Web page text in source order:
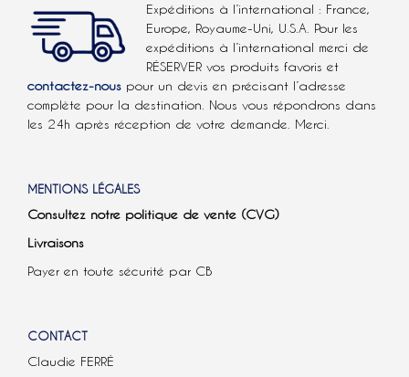
Expéditions à l’international : France,
Europe, Royaume-Uni, U.S.A. Pour les
expéditions à l’international merci de
RÉSERVER vos produits favoris et
contactez-nous pour un devis en précisant l’adresse
complète pour la destination. Nous vous répondrons dans
les 24h après réception de votre demande. Merci.
MENTIONS LÉGALES
Consultez notre politique de vente (CVG)
Livraisons
Payer en toute sécurité par CB
CONTACT
Claudie FERRÉ